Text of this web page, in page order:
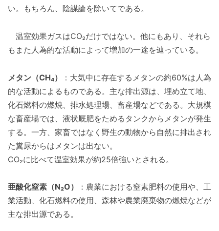
い。もちろん、陰謀論を除いてである。
温室効果ガスはCO₂だけではない。他にもあり、それら
もまた人為的な活動によって増加の一途を辿っている。
メタン（CH₄）
：大気中に存在するメタンの約60%は人為
的な活動によるものである。主な排出源は、埋め立て地、
化石燃料の燃焼、排水処理場、畜産場などである。大規模
な畜産場では、液状厩肥をためるタンクからメタンが発生
する。一方、家畜ではなく野生の動物から自然に排出され
た糞尿からはメタンは出ない。
CO₂に比べて温室効果が約25倍強いとされる。
亜酸化窒素（N₂O）
：農業における窒素肥料の使用や、工
業活動、化石燃料の使用、森林や農業廃棄物の燃焼などが
主な排出源である。